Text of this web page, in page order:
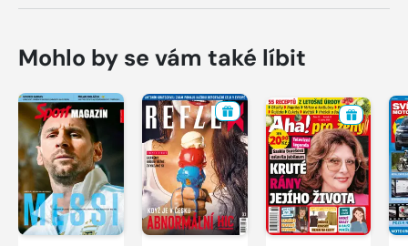
Mohlo by se vám také líbit